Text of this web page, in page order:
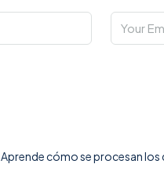
Aprende cómo se procesan